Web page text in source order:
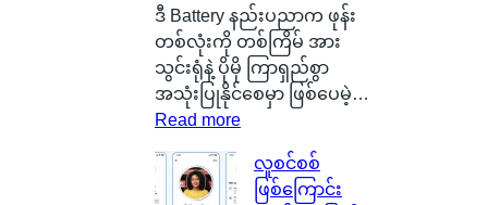
ငံ
G
l
a
s
ဒီ Battery နည်းပညာက ဖုန်း
တစ်လုံးကို တစ်ကြိမ် အား
သွင်းရုံနဲ့ ပိုမို ကြာရှည်စွာ
အသုံးပြုနိုင်စေမှာ ဖြစ်ပေမဲ့…
Read more:
လူစင်စစ်
ဖြစ်ကြောင်း